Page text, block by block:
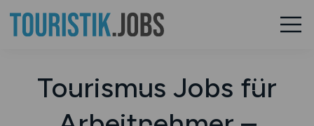
Tourismus Jobs für